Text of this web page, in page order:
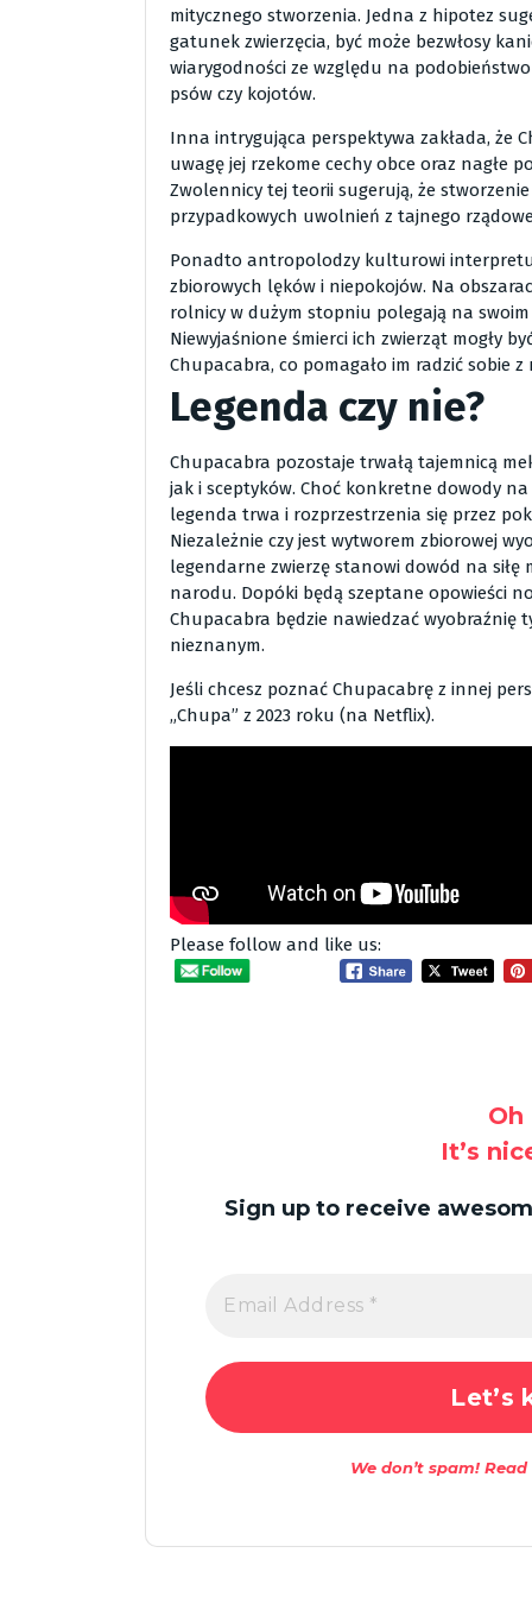
mitycznego stworzenia. Jedna z hipotez
gatunek zwierzęcia, być może bezwłosy
wiarygodności ze względu na
psów czy kojotów.
Inna intrygująca perspektywa zakłada, że
uwagę jej rzekome cechy obce oraz nagłe
Zwolennicy tej teorii sugerują, że
przypadkowych uwolnień z tajnego
Ponadto antropolodzy kulturowi
zbiorowych lęków i niepokojów. Na
rolnicy w dużym stopniu polegają na
Niewyjaśnione śmierci ich zwierząt mogły
Chupacabra, co pomagało im radzić sobie
Legenda czy nie?
Chupacabra pozostaje trwałą tajemnicą
jak i sceptyków. Choć konkretne dowody
legenda trwa i rozprzestrzenia się przez
Niezależnie czy jest wytworem zbiorowej
legendarne zwierzę stanowi dowód na
narodu. Dopóki będą szeptane opowieści
Chupacabra będzie nawiedzać wyobraźnię
nieznanym.
Jeśli chcesz poznać Chupacabrę z innej
„Chupa” z 2023 roku (na Netflix).
Please follow and like us:
It’s
Sign up to receive
We don’t spam!